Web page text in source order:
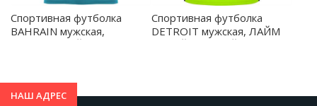
Спортивная футболка
BAHRAIN мужская,
БИРЮЗОВЫЙ M -
Спортивная футболка
DETROIT мужская, ЛАЙМ
ЯРКИЙ/ЧЕРНЫЙ XL -
НАШ АДРЕС